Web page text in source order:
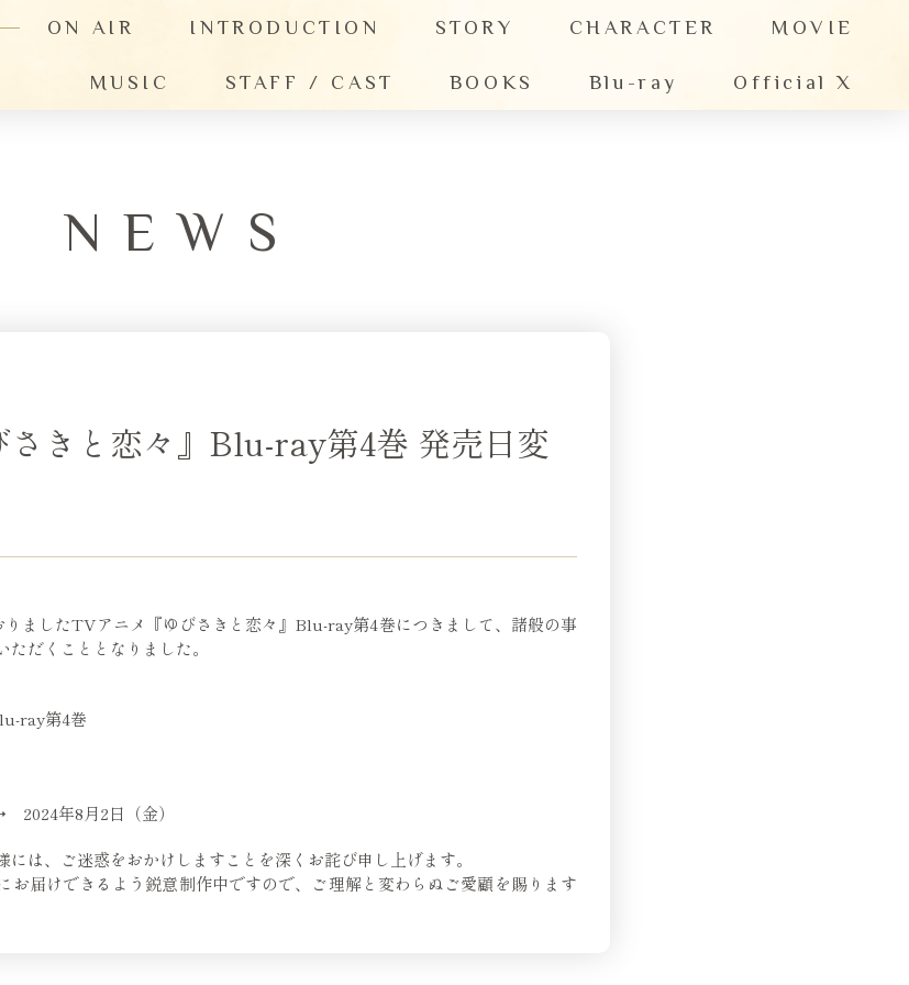
ON AIR INTRODUCTION STORY CHARACTER MOVIE
MUSIC STAFF / CAST BOOKS Blu-ray Official X
NEWS
きと恋々』Blu-ray第4巻 発売日変
ましたTVアニメ『ゆびさきと恋々』Blu-ray第4巻につきまして、諸般の事
だくこととなりました。
ray第4巻
2024年8月2日（金）
は、ご迷惑をおかけしますことを深くお詫び申し上げます。
お届けできるよう鋭意制作中ですので、ご理解と変わらぬご愛顧を賜ります